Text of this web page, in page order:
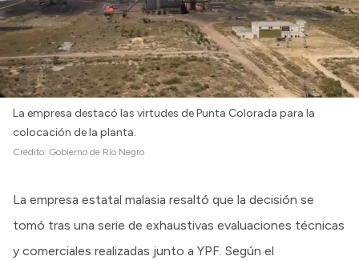
La empresa destacó las virtudes de Punta Colorada para la
colocación de la planta.
Crédito: Gobierno de Río Negro
La empresa estatal malasia resaltó que la decisión se
tomó tras una serie de exhaustivas evaluaciones técnicas
y comerciales realizadas junto a YPF. Según el